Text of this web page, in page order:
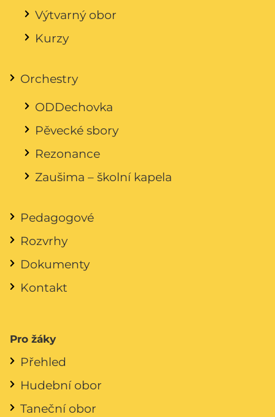
Výtvarný obor
Kurzy
Orchestry
ODDechovka
Pěvecké sbory
Rezonance
Zaušima – školní kapela
Pedagogové
Rozvrhy
Dokumenty
Kontakt
Pro žáky
Přehled
Hudební obor
Taneční obor